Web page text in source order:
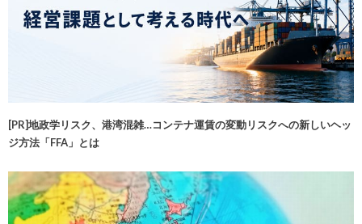
[PR]地政学リスク、港湾混雑…コンテナ運賃の変動リスクへの新しいヘッ
ジ方法「FFA」とは